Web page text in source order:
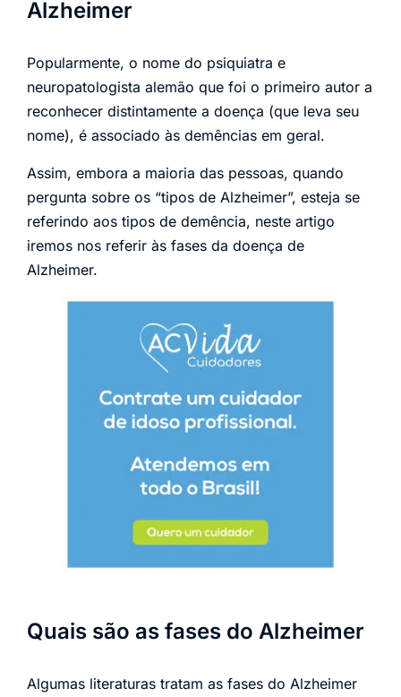
Alzheimer
Popularmente, o nome do psiquiatra e
neuropatologista alemão que foi o primeiro autor a
reconhecer distintamente a doença (que leva seu
nome), é associado às demências em geral.
Assim, embora a maioria das pessoas, quando
pergunta sobre os “tipos de Alzheimer”, esteja se
referindo aos tipos de demência, neste artigo
iremos nos referir às fases da doença de
Alzheimer.
Quais são as fases do Alzheimer
Algumas literaturas tratam as fases do Alzheimer